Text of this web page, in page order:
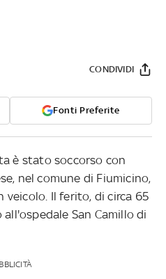
Fonti Preferite
CONDIVIDI
è stato soccorso con
nel comune di Fiumicino,
Il ferito, di circa 65
San Camillo di